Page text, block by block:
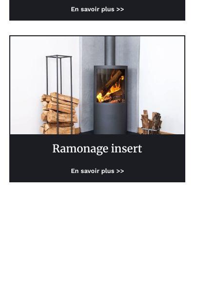
En savoir plus >>
Ramonage insert
En savoir plus >>